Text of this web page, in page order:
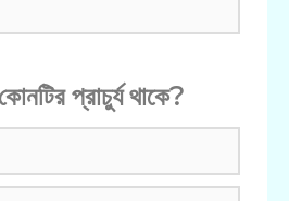
প্রাচুর্য থাকে?